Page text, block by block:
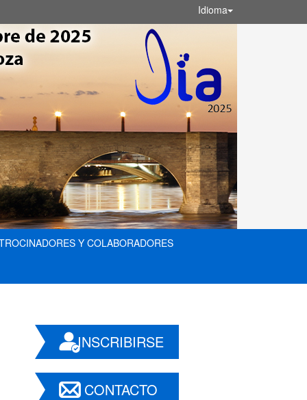
Idioma
Y COLABORADORES
INSCRIBIRSE
CONTACTO